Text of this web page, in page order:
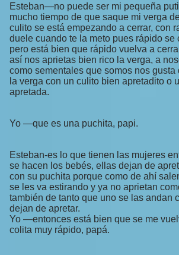
Esteban—no puede ser mi pequeña
mucho tiempo de que saque mi verga
culito se está empezando a cerrar, con
duele cuando te la meto pues rápido se
pero está bien que rápido vuelva a
así nos aprietas bien rico la verga, a
como sementales que somos nos gusta
la verga con un culito bien apretadito o
apretada.
Yo —que es una puchita, papi.
Esteban-es lo que tienen las mujeres
se hacen los bebés, ellas dejan de
con su puchita porque como de ahí
se les va estirando y ya no aprietan
también de tanto que uno se las andan
dejan de apretar.
Yo —entonces está bien que se me
colita muy rápido, papá.